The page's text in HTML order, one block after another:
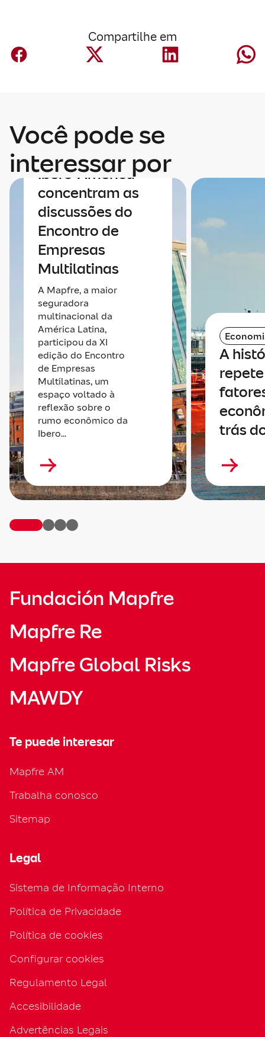
Compartilhe em
Você pode se
interessar por
Economia e
integração da
Ibero-América
concentram as
discussões do
Encontro de
Empresas
Multilatinas
A Mapfre, a maior
seguradora
multinacional da
América Latina,
participou da XI
edição do Encontro
de Empresas
Multilatinas, um
espaço voltado à
reflexão sobre o
rumo econômico da
Ibero...
A
trás
Fundación Mapfre
Mapfre Re
Mapfre Global Risks
MAWDY
Te puede interesar
Mapfre AM
Trabalha conosco
Sitemap
Legal
Sistema de Informação Interno
Política de Privacidade
Política de cookies
Configurar cookies
Regulamento Legal
Accesibilidade
Advertências Legais